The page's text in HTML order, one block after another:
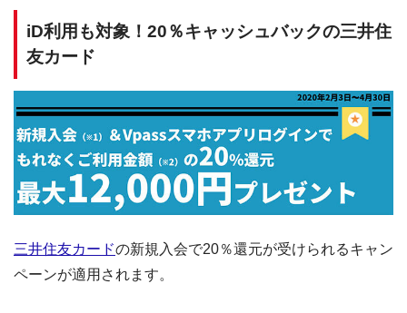
iD利用も対象！20％キャッシュバックの三井住
友カード
三井住友カードの新規入会で20％還元が受けられるキャン
ペーンが適用されます。